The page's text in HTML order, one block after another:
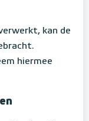
kan de
hiermee